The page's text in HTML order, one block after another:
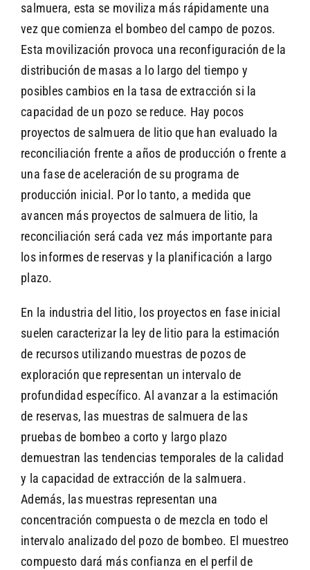
salmuera, esta se moviliza más rápidamente una
vez que comienza el bombeo del campo de pozos.
Esta movilización provoca una reconfiguración de la
distribución de masas a lo largo del tiempo y
posibles cambios en la tasa de extracción si la
capacidad de un pozo se reduce. Hay pocos
proyectos de salmuera de litio que han evaluado la
reconciliación frente a años de producción o frente a
una fase de aceleración de su programa de
producción inicial. Por lo tanto, a medida que
avancen más proyectos de salmuera de litio, la
reconciliación será cada vez más importante para
los informes de reservas y la planificación a largo
plazo.
En la industria del litio, los proyectos en fase inicial
suelen caracterizar la ley de litio para la estimación
de recursos utilizando muestras de pozos de
exploración que representan un intervalo de
profundidad específico. Al avanzar a la estimación
de reservas, las muestras de salmuera de las
pruebas de bombeo a corto y largo plazo
demuestran las tendencias temporales de la calidad
y la capacidad de extracción de la salmuera.
Además, las muestras representan una
concentración compuesta o de mezcla en todo el
intervalo analizado del pozo de bombeo. El muestreo
compuesto dará más confianza en el perfil de